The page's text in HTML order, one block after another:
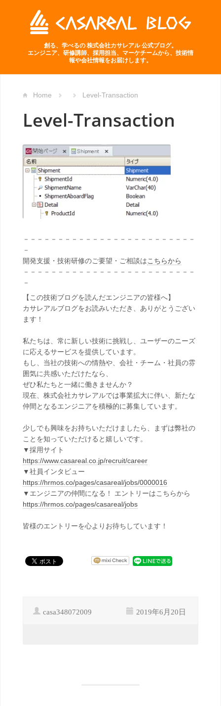
創る、学べるの 株式会社カサレアル 公式ブログ。
エンジニア、研修講師、採用担当、マーケチームから、技術情
報や会社情報をお届けします。
Home Level-Transaction
Level-Transaction
－－－－－－－－－－－－－－－－－－－－－－－－－
－
開発支援・技術研修のご要望・ご相談はこちらから
－－－－－－－－－－－－－－－－－－－－－－－－－
－
【この技術ブログを読んだエンジニアの皆様へ】
カサレアルブログをお読みいただき、ありがとうござい
ます！
私たちは、常に新しい技術に挑戦し、ユーザーのニーズ
に応えるサービスを提供しています。
もし、当社の技術への情熱や、会社・チーム・社員の雰
囲気に共感いただけたなら、
ぜひ私たちと一緒に働きませんか？
現在、株式会社カサレアルでは事業拡大に伴い、新たな
仲間となるエンジニアを積極的に募集しています。
少しでも興味をお持ちいただけましたら、まずは弊社の
ことを知っていただけると嬉しいです。
▼採用サイト
https://www.casareal.co.jp/recruit/career
▼社員インタビュー
https://hrmos.co/pages/casareal/jobs/0000016
▼エンジニアの仲間になる！ エントリーはこちらから
https://hrmos.co/pages/casareal/jobs
皆様のエントリーを心よりお待ちしています！
casa348072009 2019年6月20日